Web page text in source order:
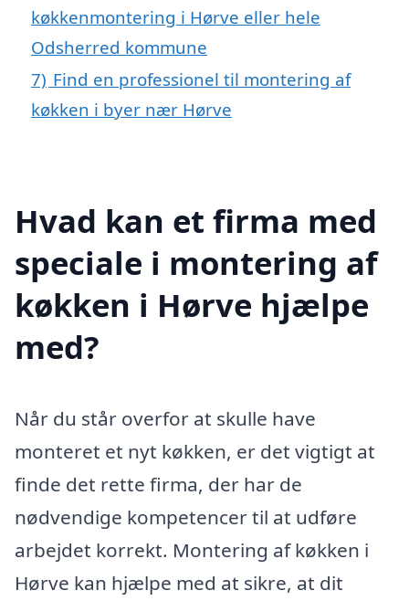
køkkenmontering i Hørve eller hele
Odsherred kommune
7) Find en professionel til montering af
køkken i byer nær Hørve
Hvad kan et firma med
speciale i montering af
køkken i Hørve hjælpe
med?
Når du står overfor at skulle have
monteret et nyt køkken, er det vigtigt at
finde det rette firma, der har de
nødvendige kompetencer til at udføre
arbejdet korrekt. Montering af køkken i
Hørve kan hjælpe med at sikre, at dit